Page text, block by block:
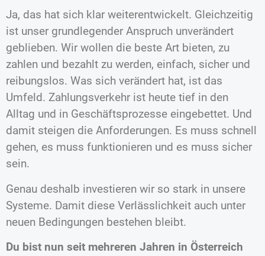
Ja, das hat sich klar weiterentwickelt. Gleichzeitig
ist unser grundlegender Anspruch unverändert
geblieben. Wir wollen die beste Art bieten, zu
zahlen und bezahlt zu werden, einfach, sicher und
reibungslos. Was sich verändert hat, ist das
Umfeld. Zahlungsverkehr ist heute tief in den
Alltag und in Geschäftsprozesse eingebettet. Und
damit steigen die Anforderungen. Es muss schnell
gehen, es muss funktionieren und es muss sicher
sein.
Genau deshalb investieren wir so stark in unsere
Systeme. Damit diese Verlässlichkeit auch unter
neuen Bedingungen bestehen bleibt.
Du bist nun seit mehreren Jahren in Österreich